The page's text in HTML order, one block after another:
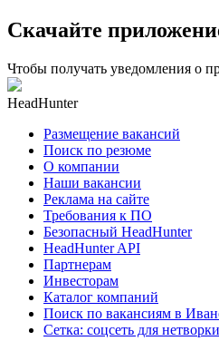
Скачайте
Чтобы получать уведомления о
HeadHunter
Размещение вакансий
Поиск по резюме
О компании
Наши вакансии
Реклама на сайте
Требования к ПО
Безопасный HeadHunter
HeadHunter API
Партнерам
Инвесторам
Каталог компаний
Поиск по вакансиям в
Сетка: соцсеть для